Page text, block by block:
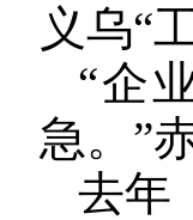
义乌“
“企
急。”
去年